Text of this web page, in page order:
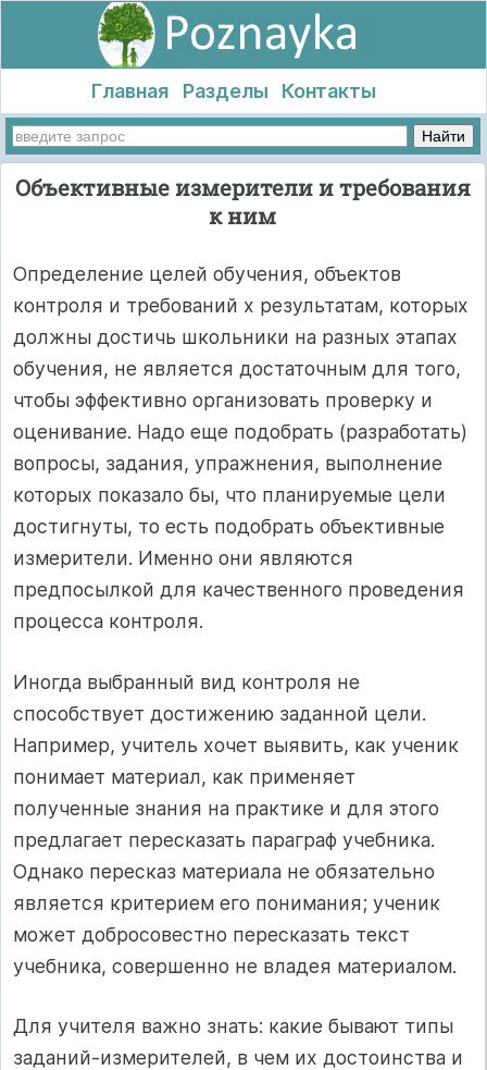
Главная Разделы Контакты
Объективные измерители и требования
к ним
Определение целей обучения, объектов
контроля и требований х результатам, которых
должны достичь школьники на разных этапах
обучения, не является достаточным для того,
чтобы эффективно организовать проверку и
оценивание. Надо еще подобрать (разработать)
вопросы, задания, упражнения, выполнение
которых показало бы, что планируемые цели
достигнуты, то есть подобрать объективные
измерители. Именно они являются
предпосылкой для качественного проведения
процесса контроля.
Иногда выбранный вид контроля не
способствует достижению заданной цели.
Например, учитель хочет выявить, как ученик
понимает материал, как применяет
полученные знания на практике и для этого
предлагает пересказать параграф учебника.
Однако пересказ материала не обязательно
является критерием его понимания; ученик
может добросовестно пересказать текст
учебника, совершенно не владея материалом.
Для учителя важно знать: какие бывают типы
заданий-измерителей, в чем их достоинства и